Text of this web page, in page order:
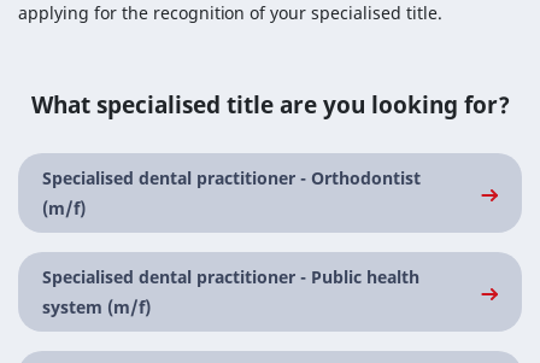
applying for the recognition of your specialised title.
What specialised title are you looking for?
Specialised dental practitioner - Orthodontist
(m/f)
Specialised dental practitioner - Public health
system (m/f)